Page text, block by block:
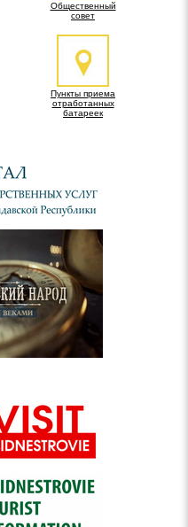
Общественный
совет
Пункты приема
отработанных
батареек